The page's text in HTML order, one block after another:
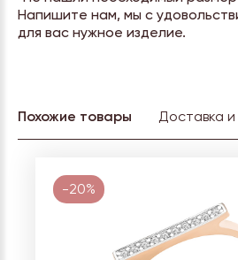
Напишите нам, мы с
для вас нужное изделие.
Похожие товары Доставка
-20%